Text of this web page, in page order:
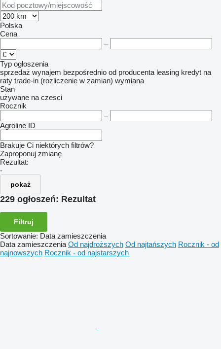
Polska
Cena
–
Typ ogłoszenia
sprzedaż wynajem bezpośrednio od producenta leasing kredyt na
raty trade-in (rozliczenie w zamian) wymiana
Stan
używane na czesci
Rocznik
–
Agroline ID
Brakuje Ci niektórych filtrów?
Zaproponuj zmianę
Rezultat:
-
pokaż
229 ogłoszeń: Rezultat
Filtruj
Sortowanie: Data zamieszczenia
Data zamieszczenia Od najdroższych Od najtańszych Rocznik - od
najnowszych Rocznik - od najstarszych